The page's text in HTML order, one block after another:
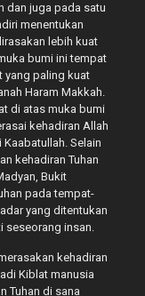
dan juga pada satu
menentukan
lebih kuat
bumi ini tempat
yang paling kuat
Haram Makkah.
di atas muka bumi
kehadiran Allah
Selain
kehadiran Tuhan
Bukit
pada tempat-
yang ditentukan
seseorang insan.
kehadiran
Kiblat manusia
Tuhan di sana